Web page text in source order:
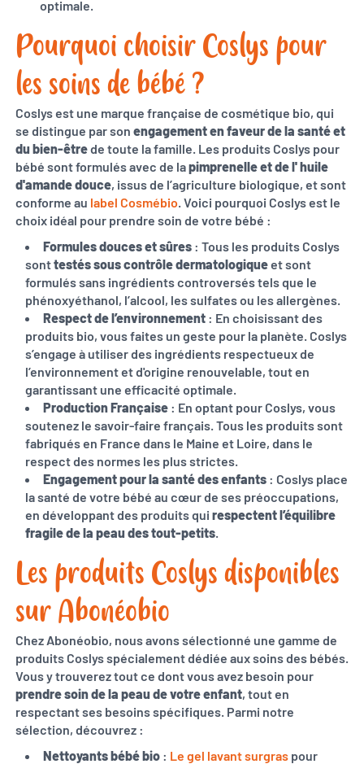
optimale.
Pourquoi choisir Coslys pour
les soins de bébé ?
Coslys est une marque française de cosmétique bio, qui
se distingue par son engagement en faveur de la santé et
du bien-êtrede toute la famille. Les produits Coslys pour
bébé sont formulés avec de lapimprenelle et de l' huile
d'amande douce, issus de l’agriculture biologique, et sont
conforme au label Cosmébio . Voici pourquoi Coslys est le
choix idéal pour prendre soin de votre bébé :
Formules douces et sûres : Tous les produits Coslys
sonttestés sous contrôle dermatologiqueet sont
formulés sans ingrédients controversés tels que le
phénoxyéthanol, l’alcool, les sulfates ou les allergènes.
Respect de l’environnement : En choisissant des
produits bio, vous faites un geste pour la planète. Coslys
s’engage à utiliser des ingrédients respectueux de
l’environnement et d'origine renouvelable, tout en
garantissant une efficacité optimale.
Production Française : En optant pour Coslys, vous
soutenez le savoir-faire français. Tous les produits sont
fabriqués en France dans le Maine et Loire, dans le
respect des normes les plus strictes.
Engagement pour la santé des enfants : Coslys place
la santé de votre bébé au cœur de ses préoccupations,
en développant des produits qui respectent l’équilibre
fragile de la peau des tout-petits
Les produits Coslys disponibles
sur Abonéobio
Chez Abonéobio, nous avons sélectionné une gamme de
produits Coslys spécialement dédiée aux soins des bébés.
Vous y trouverez tout ce dont vous avez besoin pour
prendre soin de la peau de votre enfant, tout en
respectant ses besoins spécifiques. Parmi notre
sélection, découvrez :
Nettoyants bébé bio : Le gel lavant surgras pour